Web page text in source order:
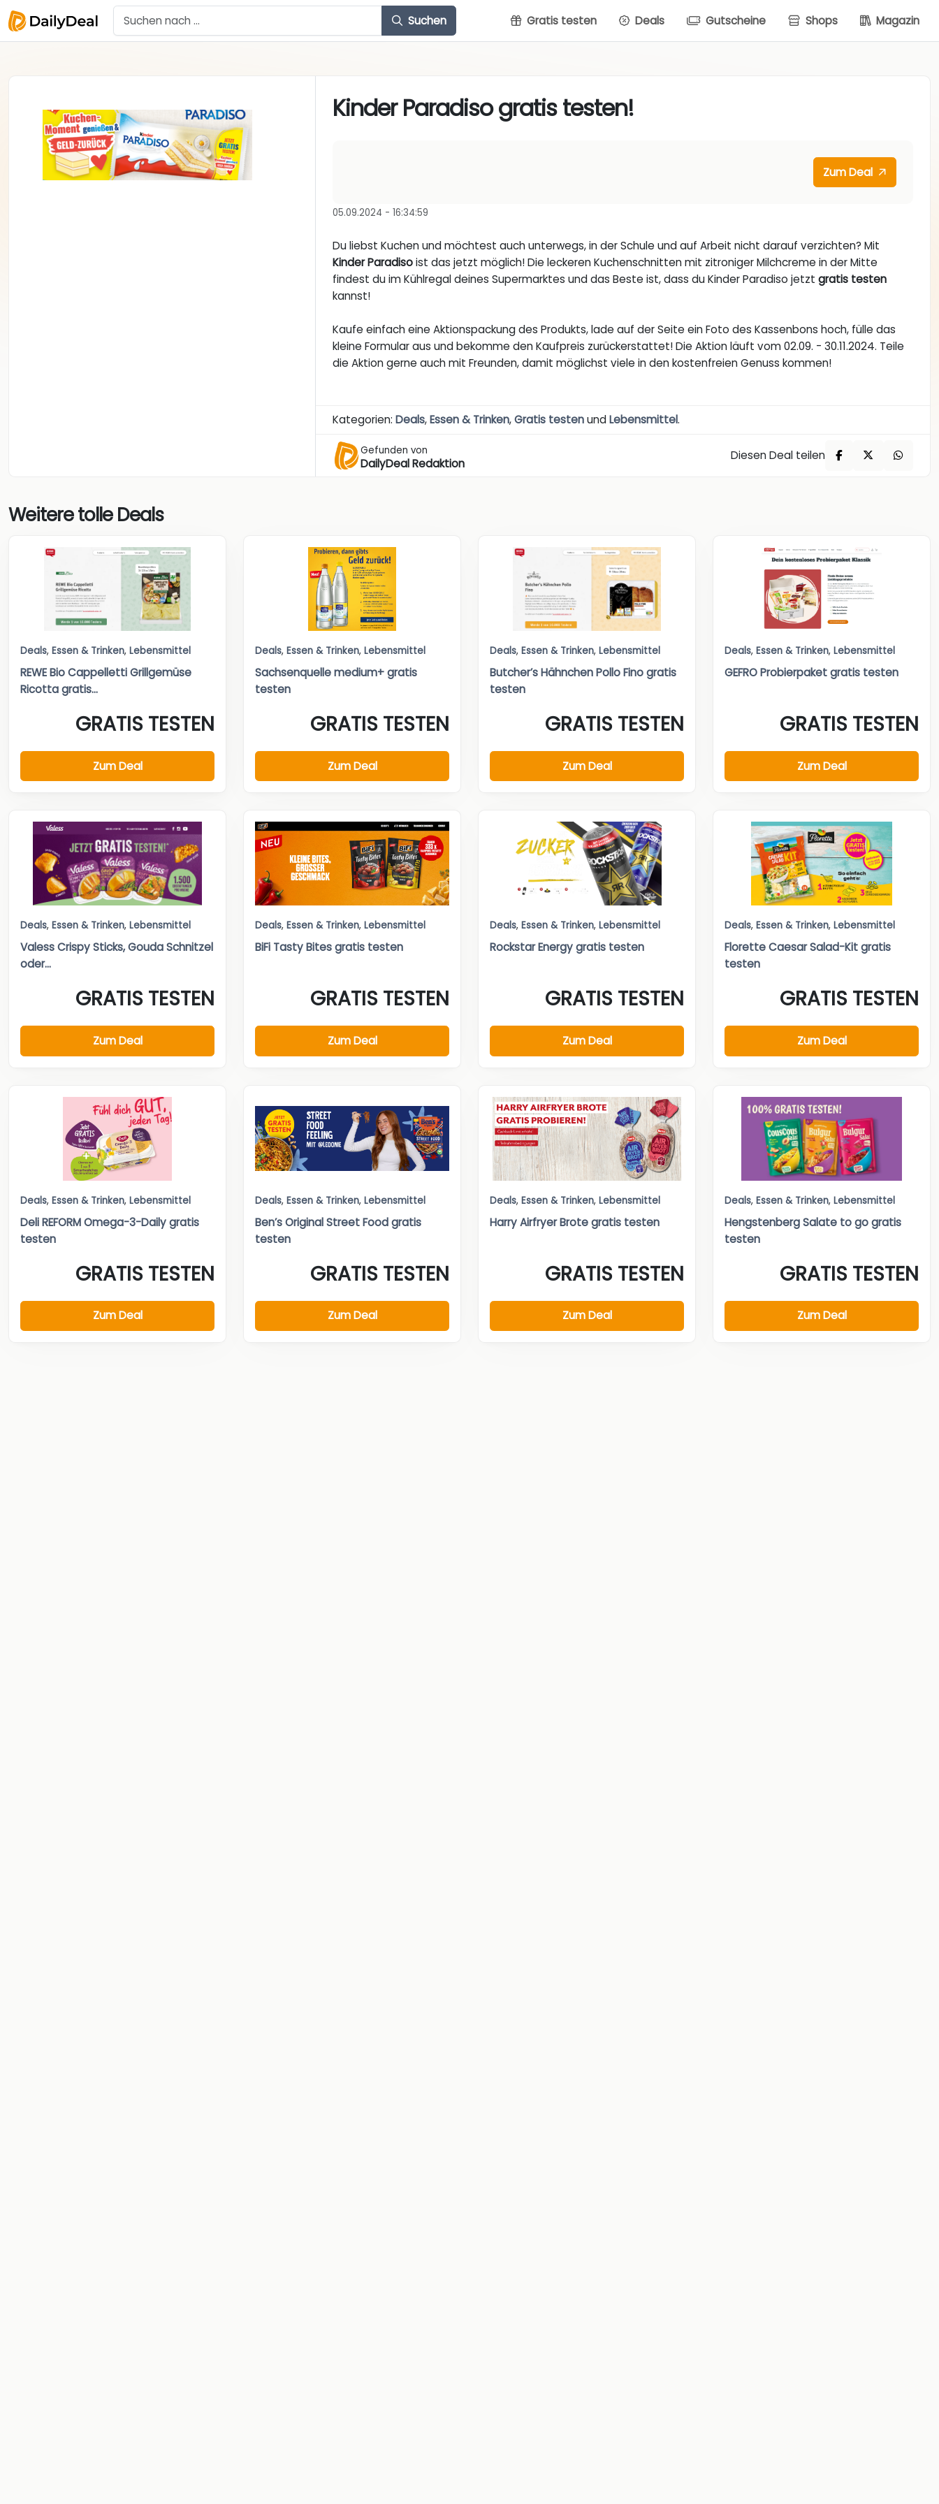
Suchen Gratis testen Deals Gutscheine Shops Magazin
Kinder Paradiso gratis testen!
Zum Deal
05.09.2024 - 16:34:59
Du liebst Kuchen und möchtest auch unterwegs, in der Schule und auf Arbeit nicht darauf verzichten? Mit
Kinder Paradisoist das jetzt möglich! Die leckeren Kuchenschnitten mit zitroniger Milchcreme in der Mitte
findest du im Kühlregal deines Supermarktes und das Beste ist, dass du Kinder Paradiso jetztgratis testen
kannst!
Kaufe einfach eine Aktionspackung des Produkts, lade auf der Seite ein Foto des Kassenbons hoch, fülle das
kleine Formular aus und bekomme den Kaufpreis zurückerstattet! Die Aktion läuft vom 02.09. - 30.11.2024. Teile
die Aktion gerne auch mit Freunden, damit möglichst viele in den kostenfreien Genuss kommen!
Kategorien:Deals,Essen & Trinken,Gratis testenundLebensmittel.
Gefunden von
DailyDeal Redaktion
Diesen Deal teilen
Weitere tolle Deals
Deals, Essen & Trinken, Lebensmittel
REWE Bio Cappelletti Grillgemüse
Ricotta gratis...
GRATIS TESTEN
Zum Deal
Deals, Essen & Trinken, Lebensmittel
Sachsenquelle medium+ gratis
testen
GRATIS TESTEN
Zum Deal
Deals, Essen & Trinken, Lebensmittel
Butcher’s Hähnchen Pollo Fino gratis
testen
GRATIS TESTEN
Zum Deal
Deals, Essen & Trinken, Lebensmittel
GEFRO Probierpaket gratis testen
GRATIS TESTEN
Zum Deal
Deals, Essen & Trinken, Lebensmittel
Valess Crispy Sticks, Gouda Schnitzel
oder...
GRATIS TESTEN
Zum Deal
Deals, Essen & Trinken, Lebensmittel
BiFi Tasty Bites gratis testen
GRATIS TESTEN
Zum Deal
Deals, Essen & Trinken, Lebensmittel
Rockstar Energy gratis testen
GRATIS TESTEN
Zum Deal
Deals, Essen & Trinken, Lebensmittel
Florette Caesar Salad-Kit gratis
testen
GRATIS TESTEN
Zum Deal
Deals, Essen & Trinken, Lebensmittel
Deli REFORM Omega-3-Daily gratis
testen
GRATIS TESTEN
Zum Deal
Deals, Essen & Trinken, Lebensmittel
Ben’s Original Street Food gratis
testen
GRATIS TESTEN
Zum Deal
Deals, Essen & Trinken, Lebensmittel
Harry Airfryer Brote gratis testen
GRATIS TESTEN
Zum Deal
Deals, Essen & Trinken, Lebensmittel
Hengstenberg Salate to go gratis
testen
GRATIS TESTEN
Zum Deal